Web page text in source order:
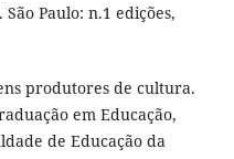
Paulo: n.1 edições,
produtores de cultura.
em Educação,
de Educação da